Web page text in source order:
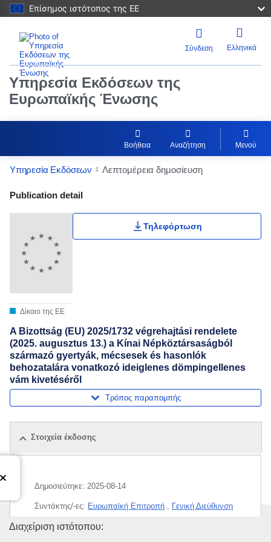
Επίσημος ιστότοπος της ΕΕ
Σύνδεση Ελληνικά
Υπηρεσία Εκδόσεων της
Ευρωπαϊκής Ένωσης
Βοήθεια Αναζήτηση Μενού
Υπηρεσία Εκδόσεων Λεπτομέρεια δημοσίευση
Publication Detail Actions Portlet
Publication detail
Δίκαιο της ΕΕ
Τηλεφόρτωση
A Bizottság (EU) 2025/1732 végrehajtási rendelete
(2025. augusztus 13.) a Kínai Népköztársaságból
származó gyertyák, mécsesek és hasonlók
behozatalára vonatkozó ideiglenes dömpingellenes
vám kivetéséről
Τρόπος παραπομπής
Στοιχεία έκδοσης
Δημοσιεύτηκε: 2025-08-14
Συντάκτης/-ες: Ευρωπαϊκή Επιτροπή , Γενική Διεύθυνση
Εμπορίου και Οικονομικής Ασφάλειας
Υπηρεσία Εκδόσεων της
Διαχείριση ιστότοπου: